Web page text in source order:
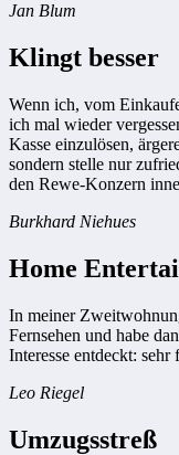
Jan Blum
Klingt besser
Wenn ich, vom
ich mal wieder
Kasse einzulösen,
sondern stelle nur
den Rewe-Konzern
Burkhard Niehues
Home
In meiner
Fernsehen und habe
Interesse entdeckt: sehr
Leo Riegel
Umzugsstreß